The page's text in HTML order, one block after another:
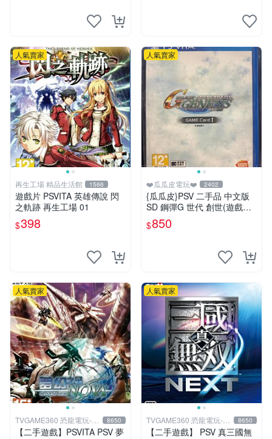
人氣賣家
再生工場 精品生活館 1566
遊戲片 PSVITA 英雄傳說 閃
之軌跡 再生工場 01
$398
人氣賣家
❤️瓜瓜皮電玩❤️ 2402
{瓜瓜皮}PSV 二手品 中文版
SD 鋼彈G 世代 創世(遊戲都
有回收)
$850
人氣賣家
TVGAME360 恐龍電玩-台
中店
8650
【二手遊戲】PSVITA PSV 夢
人氣賣家
TVGAME360 恐龍電玩-台
中店
8650
【二手遊戲】 PSV 真三國無